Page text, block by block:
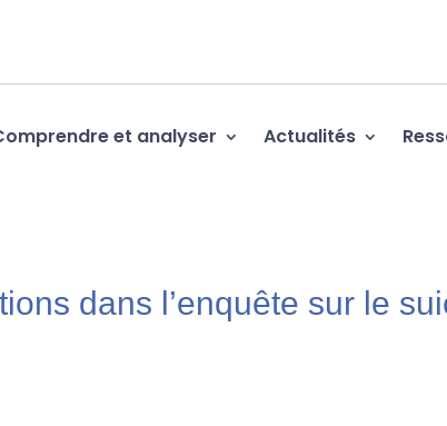
et analyser Actualités
dans l’enquête sur le